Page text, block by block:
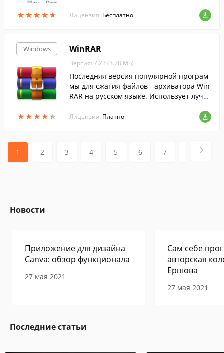
★★★★★
★★★★★
л.
Лицензия: Бесплатно
Windows
★★★★★
★★★★★
WinRAR
Версия: 7.23 (3.78 МБ)
Последняя версия популярной програм
мы для сжатия файлов - архиватора Win
RAR на русском языке. Использует лучш
Лицензия: Платно
1 2 3 4 5 6 7
Новости
Приложение для дизайна
Canva: обзор функционала
27 мая 2021
Сам себе
авторская
Ершова
27 мая 2021
Последние статьи